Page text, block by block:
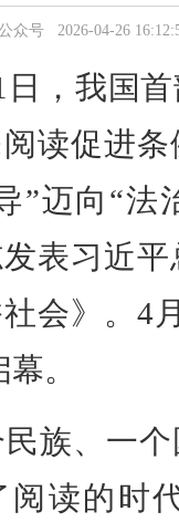
众号 2026-04-26
日，我国
阅读促进
”迈向“法
发表习近
会》。4
。
族、一
阅读的时